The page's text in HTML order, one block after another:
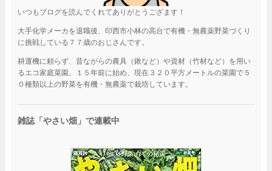
いつもブログを読んでくれてありがとうござます！
大手化学メーカを退職後、印西市小林の高台で有機・無農薬野菜づくり
に挑戦している７７歳のおじさんです。
耕運機に頼らず、昔ながらの農具（鍬など）や資材（竹材など）を用い
るエコ家庭菜園。１５年前に始め、現在３２０平方メートルの菜園で５
０種類以上の野菜を有機・無農薬で栽培しています。
雑誌「やさい畑」で連載中